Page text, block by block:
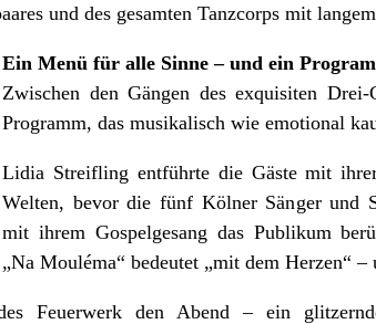
und des gesamten Tanzcorps mit
Ein Menü für alle Sinne – und ein
Zwischen den Gängen des exquisiten
Programm, das musikalisch wie emotional
Lidia Streifling entführte die Gäste mit
Welten, bevor die fünf Kölner Sänger und
mit ihrem Gospelgesang das Publikum
„Na Mouléma“ bedeutet „mit dem Herzen“ –
Feuerwerk den Abend – ein